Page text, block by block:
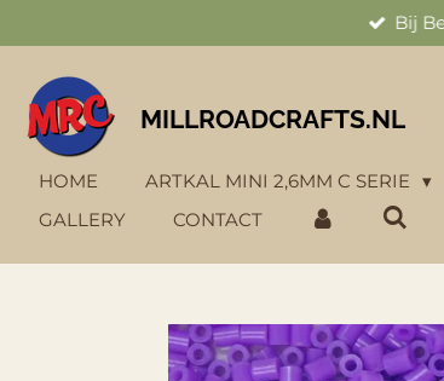
direct
de
hoofdinhoud
Bij
MILLROADCRAFTS.NL
HOME ARTKAL MINI 2,6MM C SERIE
GALLERY
CONTACT